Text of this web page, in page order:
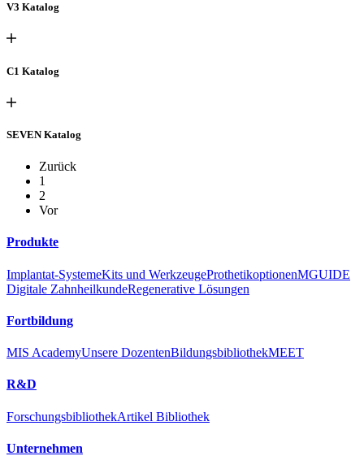
V3 Katalog
C1 Katalog
SEVEN Katalog
Zurück
1
2
Vor
Produkte
Implantat-SystemeKits und WerkzeugeProthetikoptionenMGUIDE
Digitale ZahnheilkundeRegenerative Lösungen
Fortbildung
MIS AcademyUnsere DozentenBildungsbibliothekMEET
R&D
ForschungsbibliothekArtikel Bibliothek
Unternehmen